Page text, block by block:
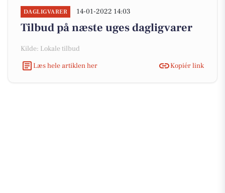
DAGLIGVARER 14-01-2022 14:03
Tilbud på næste uges dagligvarer
Kilde: Lokale tilbud
Læs hele artiklen her
Kopiér link